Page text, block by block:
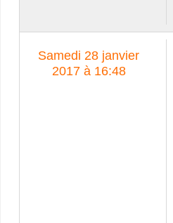
Samedi 28 janvier
2017 à 16:48